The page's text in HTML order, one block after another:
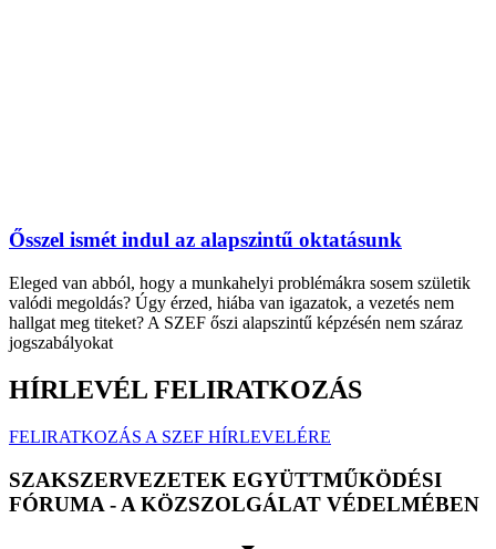
Ősszel ismét indul az alapszintű oktatásunk
Eleged van abból, hogy a munkahelyi problémákra sosem születik
valódi megoldás? Úgy érzed, hiába van igazatok, a vezetés nem
hallgat meg titeket? A SZEF őszi alapszintű képzésén nem száraz
jogszabályokat
HÍRLEVÉL FELIRATKOZÁS
FELIRATKOZÁS A SZEF HÍRLEVELÉRE
SZAKSZERVEZETEK EGYÜTTMŰKÖDÉSI
FÓRUMA - A KÖZSZOLGÁLAT VÉDELMÉBEN